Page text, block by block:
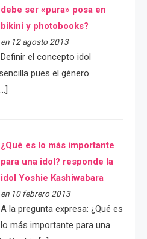
debe ser «pura» posa en
bikini y photobooks?
en 12 agosto 2013
Definir el concepto idol
pues el género
¿Qué es lo más importante
para una idol? responde la
idol Yoshie Kashiwabara
en 10 febrero 2013
A la pregunta expresa: ¿Qué es
lo más importante para una